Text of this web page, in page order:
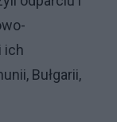
ich
Bułgarii,